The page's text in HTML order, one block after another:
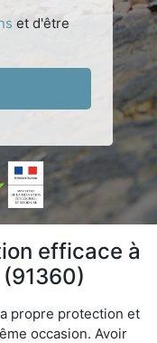
et d'être
efficace à
propre protection et
occasion. Avoir